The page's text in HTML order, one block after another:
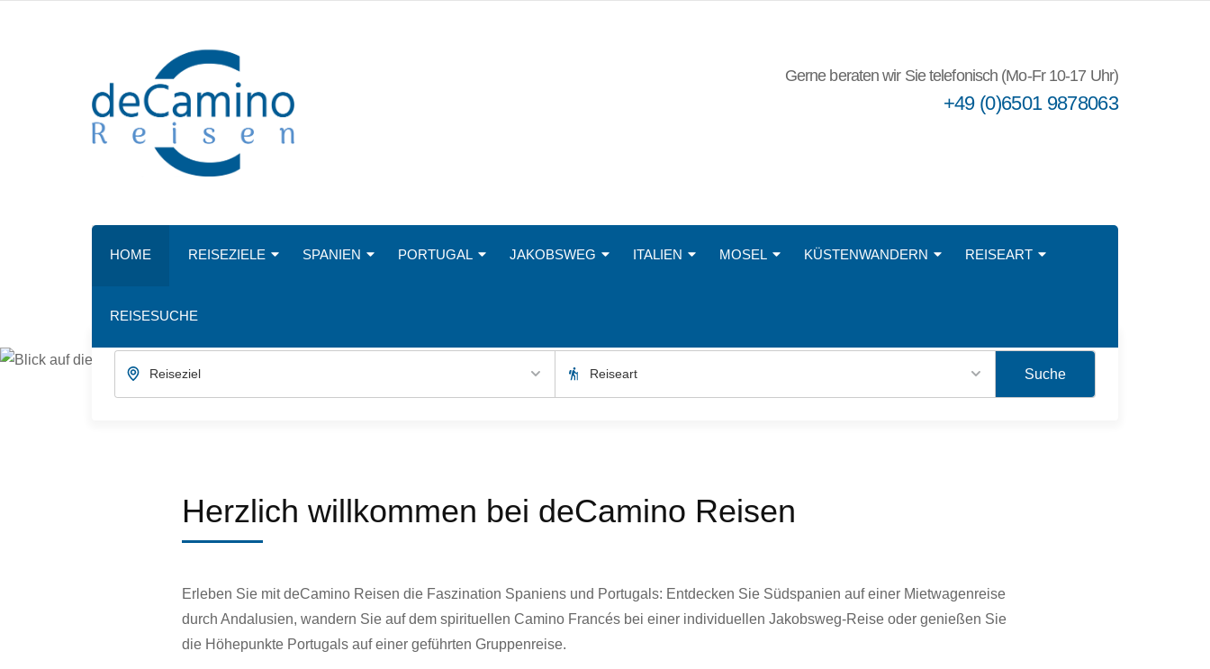
Gerne beraten wir Sie telefonisch (Mo-Fr 10-17 Uhr)
+49 (0)6501 9878063
HOME REISEZIELE SPANIEN PORTUGAL JAKOBSWEG ITALIEN MOSEL KÜSTENWANDERN REISEART
REISESUCHE
Wanderreisen –
Geführte Reisen
Suche
Herzlich willkommen bei deCamino Reisen
Erleben Sie mit deCamino Reisen die Faszination Spaniens und Portugals: Entdecken Sie Südspanien auf einer Mietwagenreise
durch Andalusien, wandern Sie auf dem spirituellen Camino Francés bei einer individuellen Jakobsweg-Reise oder genießen Sie
die Höhepunkte Portugals auf einer geführten Gruppenreise.